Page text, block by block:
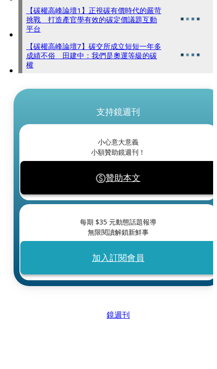
【碳權高峰論壇1】正視碳有價時代的嚴苛
挑戰 打造產官學有效的碳定價議題互動
平台
【碳權高峰論壇7】碳交所成立短短一年多
成績不俗 田建中：我們是奧運等級的碳
權
支持鏡週刊
小心意大意義
小額贊助鏡週刊！
贊助本文
每期 $35 元動態話題報導
無限閱讀解鎖新鮮事
加入訂閱會員
鏡週刊